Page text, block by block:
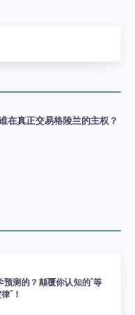
在真正交易格陵兰的主权？
测的？颠覆你认知的“等
”！